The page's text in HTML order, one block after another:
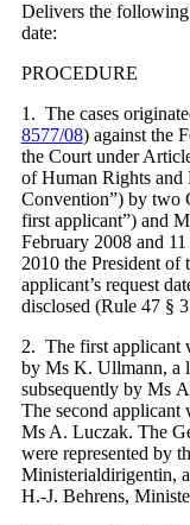
Delivers the
date:
PROCEDURE
1. The cases
8577/08) against the
the Court under
of Human Rights and
Convention”) by two
first applicant”) and
February 2008 and
2010 the President of
applicant’s request
disclosed (Rule 47 §
2. The first applicant
by Ms K. Ullmann, a
subsequently by Ms
The second applicant
Ms A. Luczak. The
were represented by
Ministerialdirigentin,
H.-J. Behrens,